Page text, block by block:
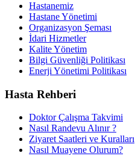
Hastanemiz
Hastane Yönetimi
Organizasyon Şeması
İdari Hizmetler
Kalite Yönetim
Bilgi Güvenliği Politikası
Enerji Yönetimi Politikası
Hasta Rehberi
Doktor Çalışma Takvimi
Nasıl Randevu Alınır ?
Ziyaret Saatleri ve Kuralları
Nasıl Muayene Olurum?